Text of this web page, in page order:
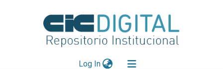
Log In(current)